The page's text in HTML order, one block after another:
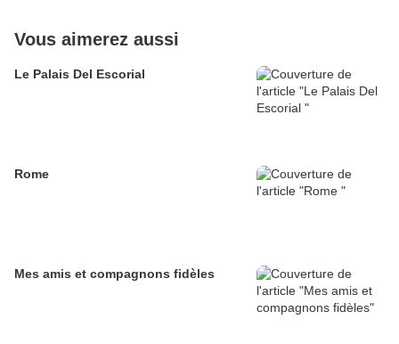
Vous aimerez aussi
Le Palais Del Escorial
Rome
Mes amis et compagnons fidèles